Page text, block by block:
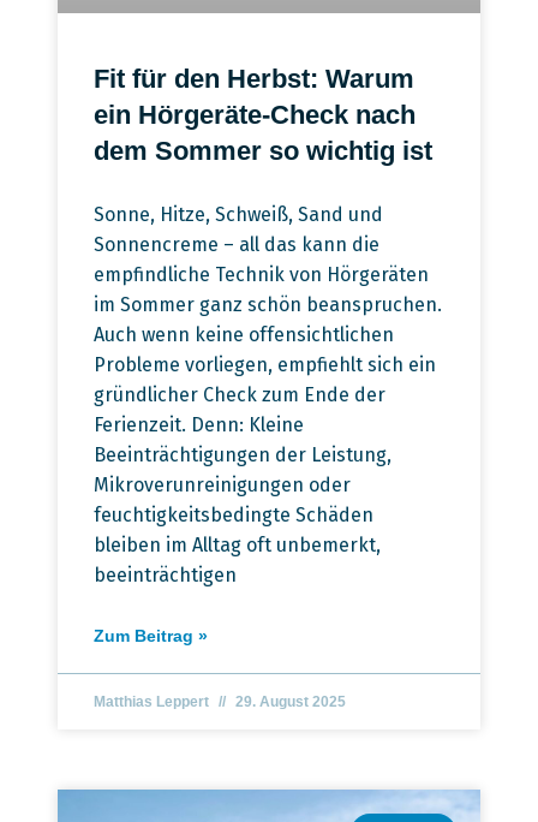
Fit für den Herbst: Warum
ein Hörgeräte-Check nach
dem Sommer so wichtig ist
Sonne, Hitze, Schweiß, Sand und
Sonnencreme – all das kann die
empfindliche Technik von Hörgeräten
im Sommer ganz schön beanspruchen.
Auch wenn keine offensichtlichen
Probleme vorliegen, empfiehlt sich ein
gründlicher Check zum Ende der
Ferienzeit. Denn: Kleine
Beeinträchtigungen der Leistung,
Mikroverunreinigungen oder
feuchtigkeitsbedingte Schäden
bleiben im Alltag oft unbemerkt,
beeinträchtigen
Zum Beitrag »
Matthias Leppert 29. August 2025